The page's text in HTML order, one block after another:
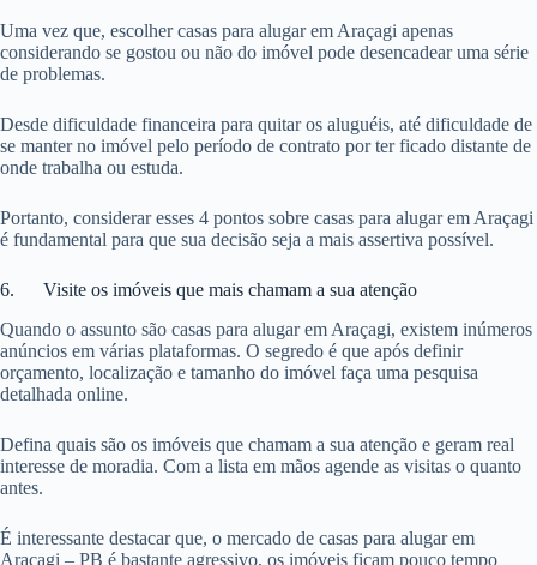
Uma vez que, escolher casas para alugar em Araçagi apenas
considerando se gostou ou não do imóvel pode desencadear uma série
de problemas.
Desde dificuldade financeira para quitar os aluguéis, até dificuldade de
se manter no imóvel pelo período de contrato por ter ficado distante de
onde trabalha ou estuda.
Portanto, considerar esses 4 pontos sobre casas para alugar em Araçagi
é fundamental para que sua decisão seja a mais assertiva possível.
6. Visite os imóveis que mais chamam a sua atenção
Quando o assunto são casas para alugar em Araçagi, existem inúmeros
anúncios em várias plataformas. O segredo é que após definir
orçamento, localização e tamanho do imóvel faça uma pesquisa
detalhada online.
Defina quais são os imóveis que chamam a sua atenção e geram real
interesse de moradia. Com a lista em mãos agende as visitas o quanto
antes.
É interessante destacar que, o mercado de casas para alugar em
Araçagi – PB é bastante agressivo, os imóveis ficam pouco tempo